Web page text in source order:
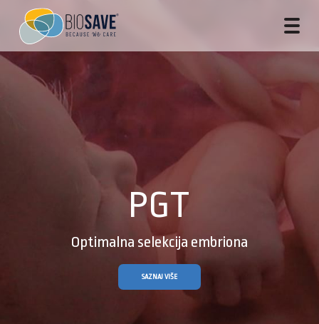
PGT
Optimalna selekcija embriona
SAZNAJ VIŠE